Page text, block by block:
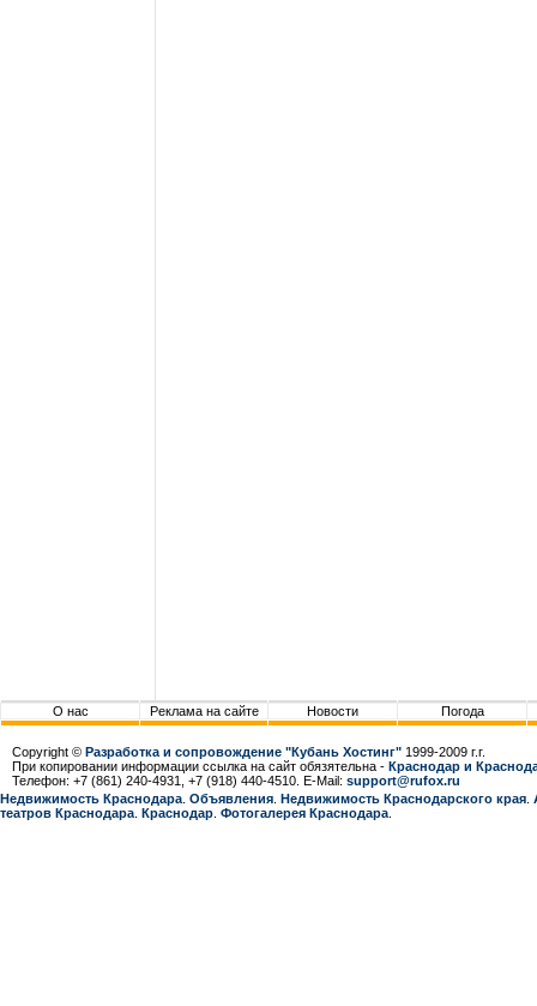
О нас Реклама на сайте Новости Погода
Copyright © Разработка и сопровождение "Кубань Хостинг" 1999-2009 г.г.
При копировании информации ссылка на сайт обязятельна - Краснодар и
Телефон: +7 (861) 240-4931, +7 (918) 440-4510. E-Mail: support@rufox.ru
Недвижимость Краснодара Объявления Недвижимость Краснодарcкого края
театров Краснодара Краснодар Фотогалерея Краснодара